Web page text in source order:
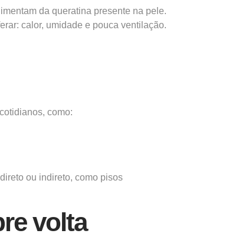
da queratina presente na pele.
calor, umidade e pouca ventilação.
como:
ou indireto, como pisos
volta